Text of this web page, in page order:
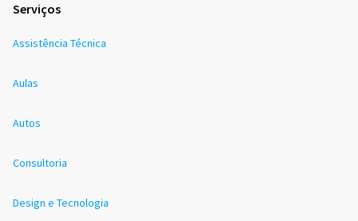
Serviços
Assistência Técnica
Aulas
Autos
Consultoria
Design e Tecnologia